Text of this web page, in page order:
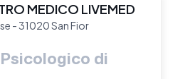
MEDICO LIVEMED
- 31020 San Fior
di